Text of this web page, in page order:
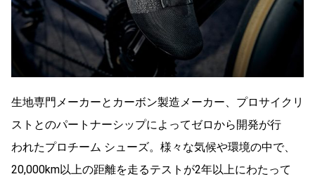
生地専門メーカーとカーボン製造メーカー、プロサイクリ
ストとのパートナーシップによってゼロから開発が行
われたプロチーム シューズ。様々な気候や環境の中で、
20,000km以上の距離を走るテストが2年以上にわたって